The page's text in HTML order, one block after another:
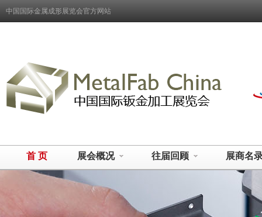
中国国际金属成形展览会官方网站
首 页 展会概况 往届回顾 展商名